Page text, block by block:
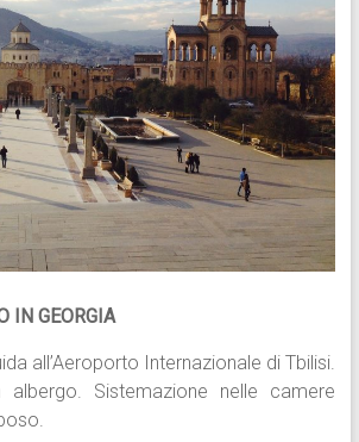
IN GEORGIA
all’Aeroporto Internazionale di Tbilisi.
albergo. Sistemazione nelle camere